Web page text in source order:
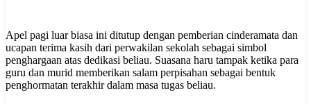
Apel pagi luar biasa ini ditutup dengan pemberian cinderamata dan
ucapan terima kasih dari perwakilan sekolah sebagai simbol
penghargaan atas dedikasi beliau. Suasana haru tampak ketika para
guru dan murid memberikan salam perpisahan sebagai bentuk
penghormatan terakhir dalam masa tugas beliau.